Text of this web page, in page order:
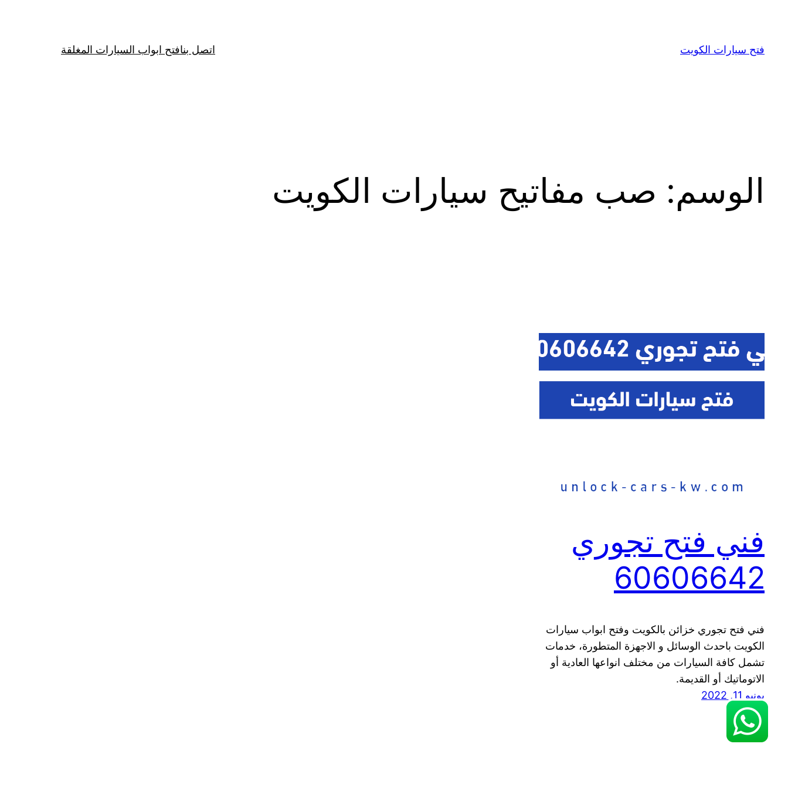
المحتوىفتح سيارات الكويت اتصل بنافتح ابواب السيارات المغلقة
الوسم: صب مفاتيح سيارات الكويت
فني فتح تجوري
60606642
فني فتح تجوري خزائن بالكويت وفتح ابواب سيارات
الكويت باحدث الوسائل و الاجهزة المتطورة، خدمات
تشمل كافة السيارات من مختلف انواعها العادية أو
الاتوماتيك أو القديمة.
يونيو 11, 2022